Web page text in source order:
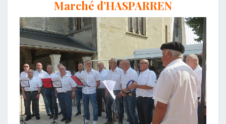
Marché d’HASPARREN